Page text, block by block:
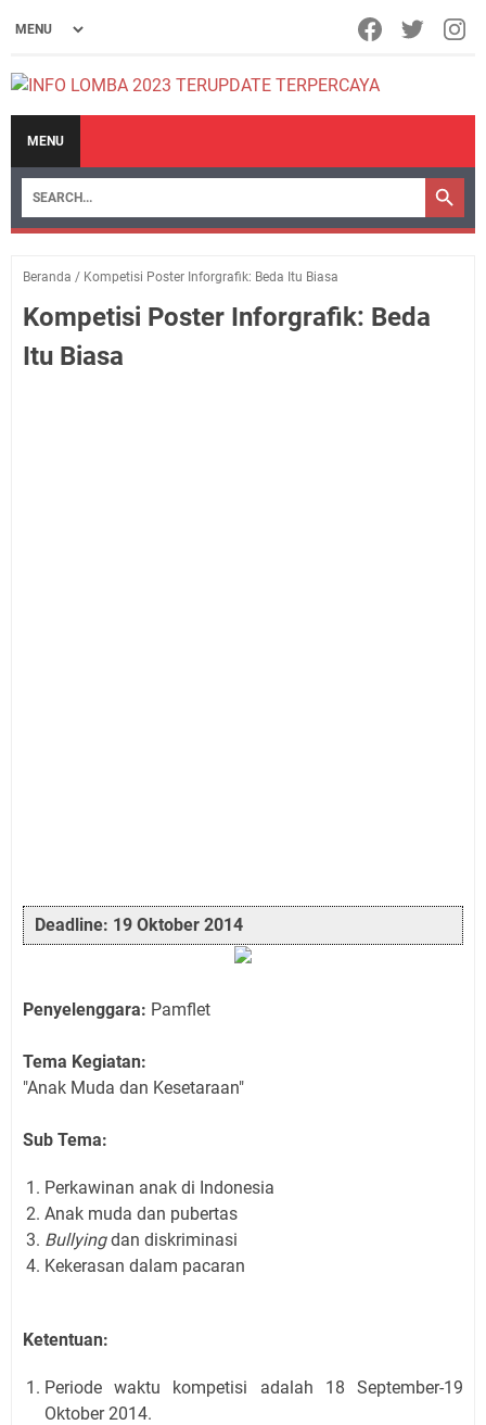
MENU
Beranda / Kompetisi Poster Inforgrafik: Beda Itu Biasa
Kompetisi Poster Inforgrafik: Beda
Itu Biasa
Deadline: 19 Oktober 2014
Penyelenggara: Pamflet
Tema Kegiatan:
"Anak Muda dan Kesetaraan"
Sub Tema:
Perkawinan anak di Indonesia
Anak muda dan pubertas
Bullyingdan diskriminasi
Kekerasan dalam pacaran
Ketentuan:
Periode waktu kompetisi adalah 18 September-19
Oktober 2014.